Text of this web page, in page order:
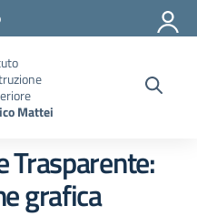
Mattei
grafica